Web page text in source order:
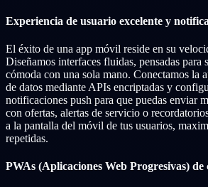
Experiencia de usuario excelente y
El éxito de una app móvil reside en su
Diseñamos interfaces fluidas, pensadas para
cómoda con una sola mano. Conectamos la
de datos mediante APIs encriptadas y
notificaciones push para que puedas enviar
con ofertas, alertas de servicio o
a la pantalla del móvil de tus usuarios,
repetidas.
PWAs (Aplicaciones Web Progresivas) de